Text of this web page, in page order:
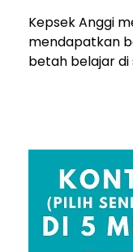
Kepsek Anggi
mendapatkan
betah belajar